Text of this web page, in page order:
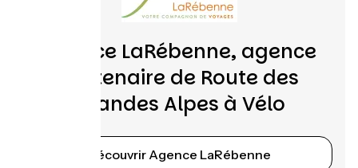
Agence LaRébenne, agence
partenaire de Route des
Grandes Alpes à Vélo
Découvrir Agence LaRébenne